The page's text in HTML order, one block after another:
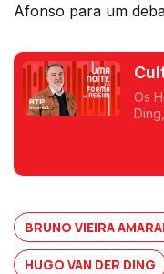
Afonso para um
Os
BRUNO VIEIRA
HUGO VAN DER DING